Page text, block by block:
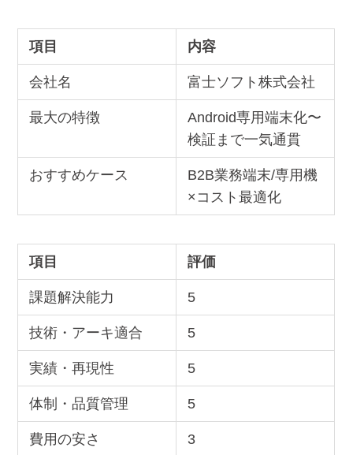
項目 内容
会社名 富士ソフト株式会社
最大の特徴
Android専用端末化〜
検証まで一気通貫
おすすめケース
B2B業務端末/専用機
×コスト最適化
項目 評価
課題解決能力 5
技術・アーキ適合 5
実績・再現性 5
体制・品質管理 5
費用の安さ 3